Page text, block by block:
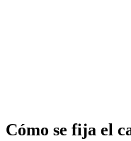
Cómo se fija el